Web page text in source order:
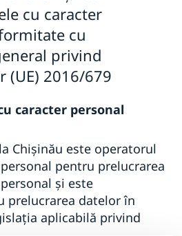
cu caracter
cu
privind
(UE) 2016/679
caracter personal
Chișinău este operatorul
pentru prelucrarea
și este
prelucrarea datelor în
aplicabilă privind